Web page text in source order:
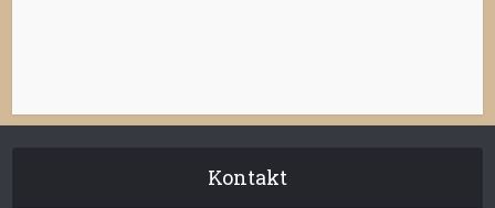
Kontakt